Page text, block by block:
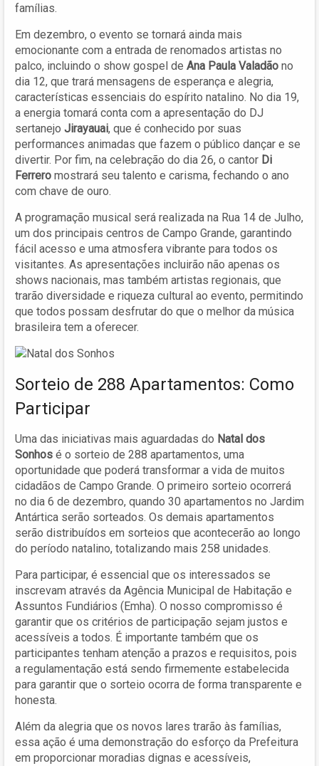
famílias.
Em dezembro, o evento se tornará ainda mais
emocionante com a entrada de renomados artistas no
palco, incluindo o show gospel de Ana Paula Valadão no
dia 12, que trará mensagens de esperança e alegria,
características essenciais do espírito natalino. No dia 19,
a energia tomará conta com a apresentação do DJ
sertanejo Jirayauai, que é conhecido por suas
performances animadas que fazem o público dançar e se
divertir. Por fim, na celebração do dia 26, o cantor Di
Ferrero mostrará seu talento e carisma, fechando o ano
com chave de ouro.
A programação musical será realizada na Rua 14 de Julho,
um dos principais centros de Campo Grande, garantindo
fácil acesso e uma atmosfera vibrante para todos os
visitantes. As apresentações incluirão não apenas os
shows nacionais, mas também artistas regionais, que
trarão diversidade e riqueza cultural ao evento, permitindo
que todos possam desfrutar do que o melhor da música
brasileira tem a oferecer.
Sorteio de 288 Apartamentos: Como
Participar
Uma das iniciativas mais aguardadas do Natal dos
Sonhos é o sorteio de 288 apartamentos, uma
oportunidade que poderá transformar a vida de muitos
cidadãos de Campo Grande. O primeiro sorteio ocorrerá
no dia 6 de dezembro, quando 30 apartamentos no Jardim
Antártica serão sorteados. Os demais apartamentos
serão distribuídos em sorteios que acontecerão ao longo
do período natalino, totalizando mais 258 unidades.
Para participar, é essencial que os interessados se
inscrevam através da Agência Municipal de Habitação e
Assuntos Fundiários (Emha). O nosso compromisso é
garantir que os critérios de participação sejam justos e
acessíveis a todos. É importante também que os
participantes tenham atenção a prazos e requisitos, pois
a regulamentação está sendo firmemente estabelecida
para garantir que o sorteio ocorra de forma transparente e
honesta.
Além da alegria que os novos lares trarão às famílias,
essa ação é uma demonstração do esforço da Prefeitura
em proporcionar moradias dignas e acessíveis,